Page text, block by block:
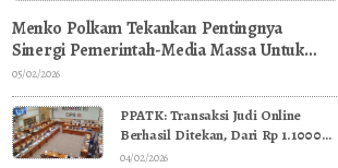
Menko Polkam Tekankan Pentingnya
Sinergi Pemerintah-Media Massa Untuk
Jaga Stabilitas Bangsa
05/02/2026
PPATK: Transaksi Judi Online
Berhasil Ditekan, Dari Rp 1.1000
Triliun Menjadi Rp 268 Triliun
04/02/2026